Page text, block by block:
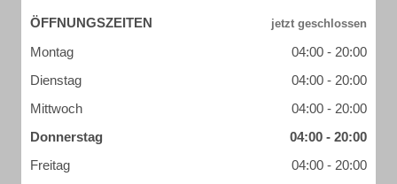
ÖFFNUNGSZEITEN
Montag
04:00 - 20:00
Dienstag
04:00 - 20:00
Mittwoch
04:00 - 20:00
Donnerstag
04:00 - 20:00
Freitag
04:00 - 20:00